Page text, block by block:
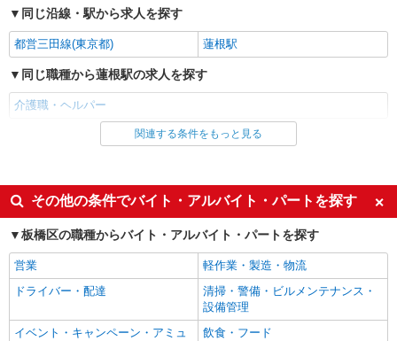
は勤続5年目までの方はさらに1万円支給（再入社
は除く） ◎賞与：基本給2.08ヶ月分/年支給 ◎残
業時は別途時間外手当支給（超過1分〜）
正社員
SOMPOケア ラヴィーレ赤塚公園/5010aa1
介護スタッフ
【実務者研修】 月給：269,500円 年収例：364
年収例：351万円〜 ※職務手当、（東京都）居住
支援特別手当、日祝手当（月平均2回分）、夜勤手
までの方はさらに1万円支給（再入社は除く） ◎
賞与：基本給2.08ヶ月分/年支給 ◎残業時は別途時
間外手当支給（超過1分〜）
東京都板橋区大門7-5
アルバイト パート
SOMPOケア 徳丸 小規模多機能/3050ka2
★（東京都）居住支援特別手当対象求人 【介
保加入者）の場合は時給1,460円 【実務者研修・
初任者研修（ヘルパー1級・2級）】 時給1,330円
◎週20時間以上勤務（社保加入者）の場合は時給
東京都板橋区徳丸2-17-9
同じ沿線・駅から求人を探す
都営三田線(東京都) 蓮根駅
同じ職種から蓮根駅の求人を探す
介護職・ヘルパー
同じ雇用形態から蓮根駅の求人を探す
派遣社員
紹介予定派遣
同じ特徴から蓮根駅の求人を探す
入社日応相談
履歴書不要
Web面接OK
職場見学OKまたは説明会あり
経験者・有資格者歓迎
新卒・第二新卒歓迎
女性活躍中
関連する条件をもっと見る
その他の条件でバイト・アルバイト・パートを探す
板橋区の職種からバイト・アルバイト・パートを探す
営業
軽作業・製造・物流
ドライバー・配達
清掃・警備・ビルメンテナンス・
設備管理
イベント・キャンペーン・アミュ
飲食・フード